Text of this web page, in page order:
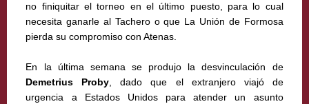
no finiquitar el torneo en el último puesto, para lo cual
necesita ganarle al Tachero o que La Unión de Formosa
pierda su compromiso con Atenas.
En la última semana se produjo la desvinculación de
Demetrius Proby, dado que el extranjero viajó de
urgencia a Estados Unidos para atender un asunto